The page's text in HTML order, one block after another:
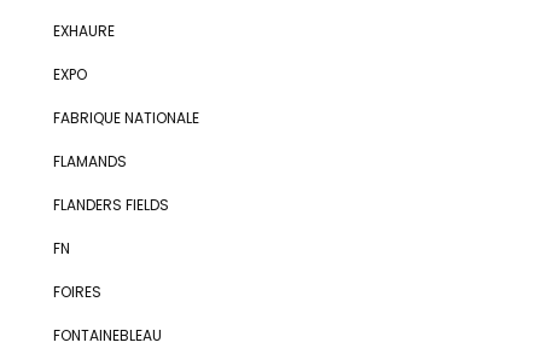
EXHAURE
EXPO
FABRIQUE NATIONALE
FLAMANDS
FLANDERS FIELDS
FN
FOIRES
FONTAINEBLEAU